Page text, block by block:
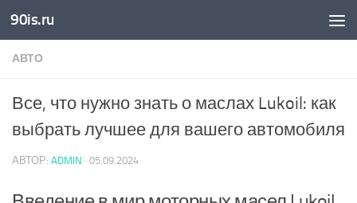
Skip to content
90is.ru
АВТО
Все, что нужно знать о маслах Lukoil: как
выбрать лучшее для вашего автомобиля
АВТОР: ADMIN · 05.09.2024